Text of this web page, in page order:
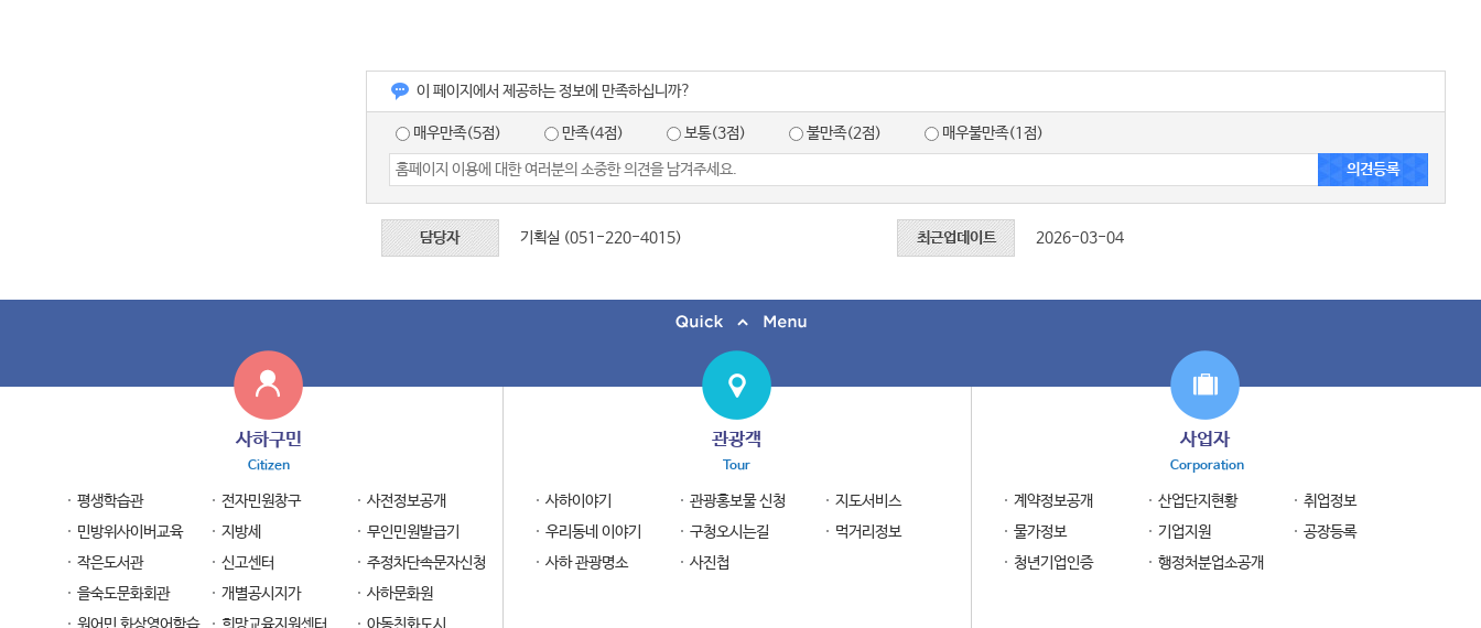
이 페이지에서 제공하는 정보에 만족하십니까?
매우만족(5점) 만족(4점) 보통(3점) 불만족(2점) 매우불만족(1점)
담당자 기획실 (051-220-4015) 최근업데이트 2026-03-04
사하구민
Citizen
평생학습관 전자민원창구
사전정보공개
민방위사이버교육
지방세
무인민원발급기
작은도서관
신고센터
주정차단속문자신청
을숙도문화회관
개별공시지가
사하문화원
관광객
Tour
사하이야기 관광홍보물 신청
지도서비스
우리동네 이야기
구청오시는길
먹거리정보
사하 관광명소
사진첩
사업자
Corporation
계약정보공개 산업단지현황
취업정보
물가정보
기업지원
공장등록
청년기업인증
행정처분업소공개